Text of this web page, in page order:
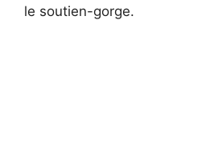
le soutien-gorge.